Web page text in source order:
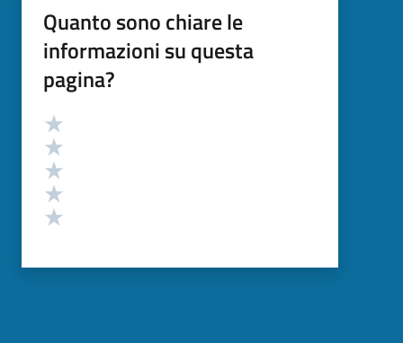
Quanto sono chiare le
informazioni su questa
pagina?
Valutazione